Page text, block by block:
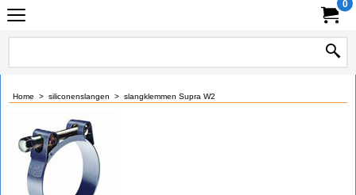
0
Home > siliconenslangen > slangklemmen Supra W2